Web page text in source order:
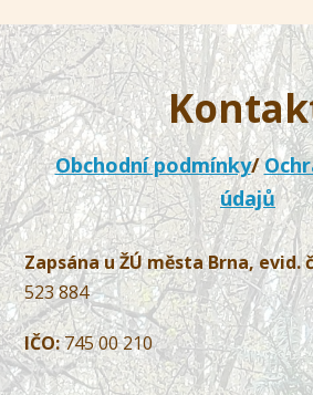
Obchodní podmínky/
údajů
Zapsána u ŽÚ města Brna, evid.
523 884
IČO:745 00 210